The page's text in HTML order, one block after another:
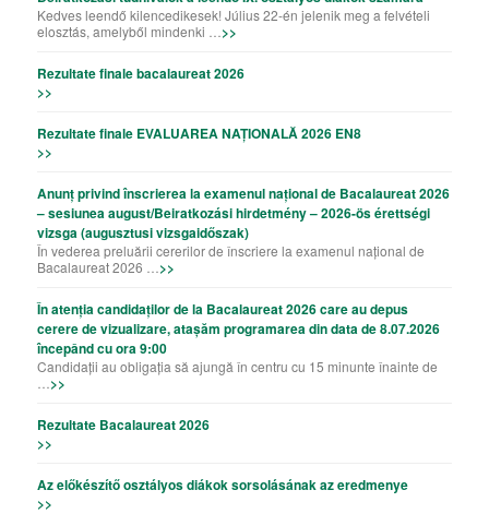
Kedves leendő kilencedikesek! Július 22-én jelenik meg a felvételi
elosztás, amelyből mindenki … >>
Rezultate finale bacalaureat 2026
>>
Rezultate finale EVALUAREA NAȚIONALĂ 2026 EN8
>>
Anunț privind înscrierea la examenul național de Bacalaureat 2026
– sesiunea august/Beiratkozási hirdetmény – 2026-ös érettségi
vizsga (augusztusi vizsgaidőszak)
În vederea preluării cererilor de înscriere la examenul național de
Bacalaureat 2026 … >>
În atenția candidaților de la Bacalaureat 2026 care au depus
cerere de vizualizare, atașăm programarea din data de 8.07.2026
începând cu ora 9:00
Candidații au obligația să ajungă în centru cu 15 minunte înainte de
>>
Rezultate Bacalaureat 2026
>>
Az előkészítő osztályos diákok sorsolásának az eredmenye
>>